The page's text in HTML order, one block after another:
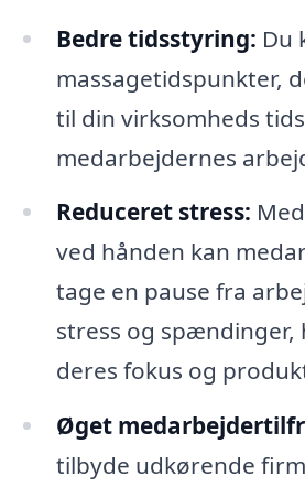
Bedre tidsstyring: Du
massagetidspunkter,
til din virksomheds
medarbejdernes
Reduceret stress:
ved hånden kan
tage en pause fra
stress og spændinger,
deres fokus og
Øget
tilbyde udkørende